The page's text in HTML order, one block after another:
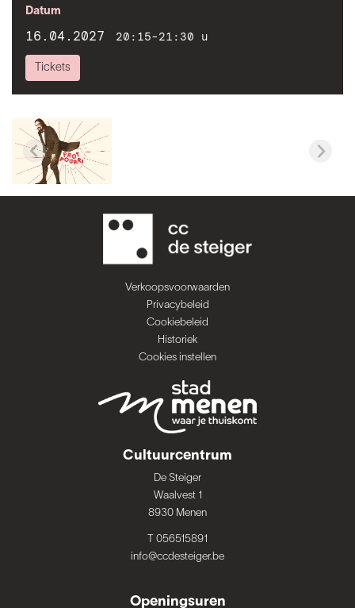
Datum
16.04.2027 20:15-21:30 u
Tickets
Verkoopsvoorwaarden
Privacybeleid
Cookiebeleid
Historiek
Cookies instellen
Cultuurcentrum
De Steiger
Waalvest 1
8930 Menen
T 056515891
info@ccdesteiger.be
Openingsuren